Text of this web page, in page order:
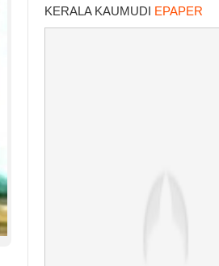
KERALA KAUMUDI EPAPER